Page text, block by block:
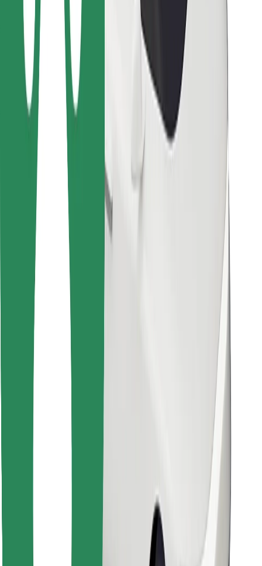
Bolt Food
Para propietarios de flota
Para restaurantes
Bolt para empresas
Otros
Proveedores
Términos y Condiciones
Seguridad
Consigue un viaje en minutos
Descargar la app de Bolt
Encuentra tu comida favorita